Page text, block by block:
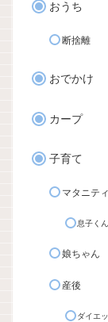
おうち
断捨離
おでかけ
カープ
子育て
マタニテ
息子くん
娘ちゃん
産後
ダイエ